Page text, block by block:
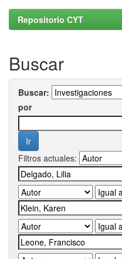
Repositorio CYT
Buscar
Buscar:
por
Filtros actuales: